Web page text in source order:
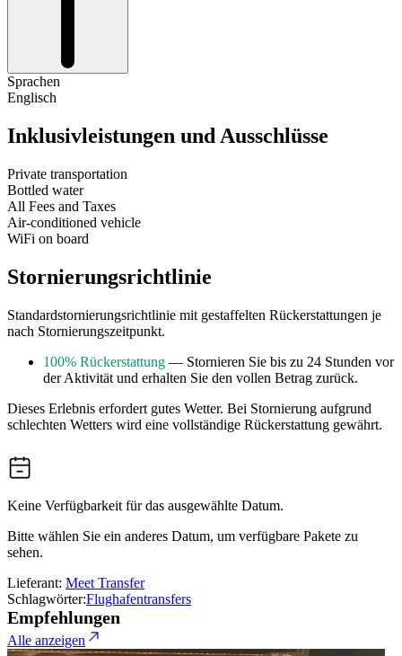
Sprachen
Englisch
Inklusivleistungen und Ausschlüsse
Private transportation
Bottled water
All Fees and Taxes
Air-conditioned vehicle
WiFi on board
Stornierungsrichtlinie
Standardstornierungsrichtlinie mit gestaffelten Rückerstattungen je
nach Stornierungszeitpunkt.
100% Rückerstattung — Stornieren Sie bis zu 24 Stunden vor
der Aktivität und erhalten Sie den vollen Betrag zurück.
Dieses Erlebnis erfordert gutes Wetter. Bei Stornierung aufgrund
schlechten Wetters wird eine vollständige Rückerstattung gewährt.
Keine Verfügbarkeit für das ausgewählte Datum.
Bitte wählen Sie ein anderes Datum, um verfügbare Pakete zu
sehen.
Lieferant: Meet Transfer
Schlagwörter:Flughafentransfers
Empfehlungen
Alle anzeigen